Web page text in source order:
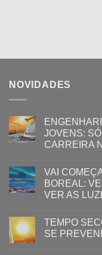
NOVIDADES
JOVENS:
CARREIRA
VAI
BOREAL:
VER AS
TEMPO
SE